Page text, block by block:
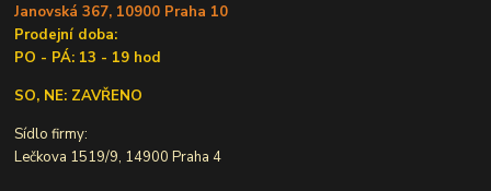
Janovská 367, 10900 Praha 10
Prodejní doba:
PO - PÁ: 13 - 19 hod
SO, NE: ZAVŘENO
Sídlo firmy:
Lečkova 1519/9, 14900 Praha 4